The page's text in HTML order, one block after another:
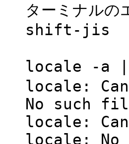
ターミナルの
shift-jis
locale -a |
locale:
No such
locale:
locale: